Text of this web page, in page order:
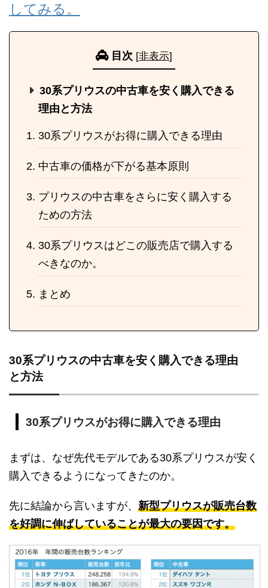
してみる。
目次 [非表示]
30系プリウスの中古車を安く購入できる
理由と方法
30系プリウスがお得に購入できる理由
中古車の価格が下がる基本原則
プリウスの中古車をさらに安く購入する
ための方法
30系プリウスはどこの販売店で購入する
べきなのか。
まとめ
30系プリウスの中古車を安く購入できる理由
と方法
30系プリウスがお得に購入できる理由
まずは、なぜ先代モデルである30系プリウスが安く
購入できるようになってきたのか。
先に結論から言いますが、 新型プリウスが販売台数
を好調に伸ばしていることが最大の要因です。